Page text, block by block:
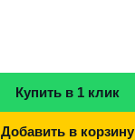
Купить в 1 клик
Добавить в корзину